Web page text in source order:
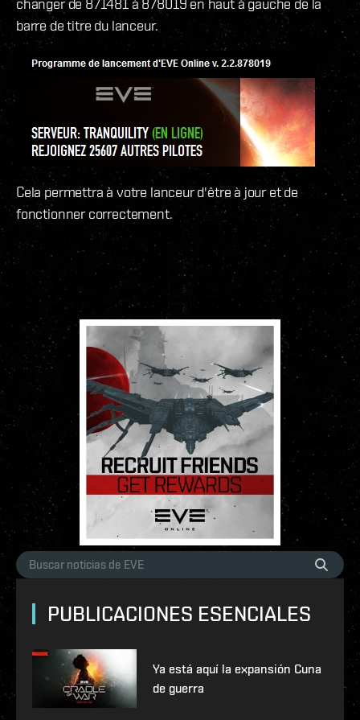
changer de 871481 à 878019 en haut à gauche de la
barre de titre du lanceur.
Cela permettra à votre lanceur d'être à jour et de
fonctionner correctement.
PUBLICACIONES ESENCIALES
Ya está aquí la expansión Cuna
de guerra